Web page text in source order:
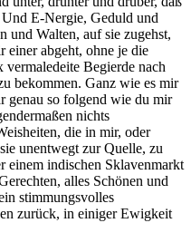
E-Nergie, Geduld und
und Walten, auf sie zugehst,
einer abgeht, ohne je die
Begierde nach
bekommen. Ganz wie es mir
genau so folgend wie du mir
nichts
die in mir, oder
unentwegt zur Quelle, zu
einem indischen Sklavenmarkt
alles Schönen und
stimmungsvolles
zurück, in einiger Ewigkeit